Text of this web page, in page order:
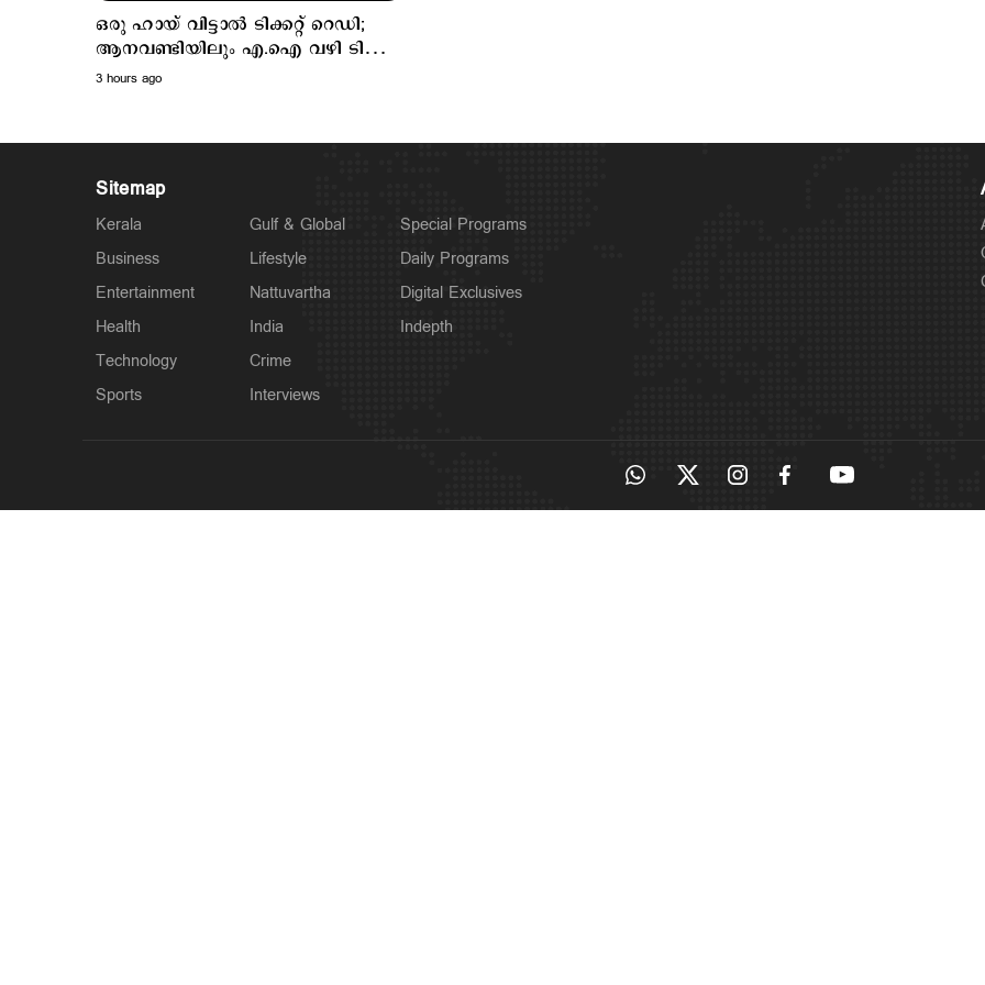
ഒരു ഹായ് വിട്ടാല്‍ ടിക്കറ്റ് റെഡി;
ആനവണ്ടിയിലും എ.ഐ വഴി ടിക്കറ്റ്
ബുക്കിങ്
3 hours ago
Sitemap
Kerala
Business
Entertainment
Health
Technology
Sports
Gulf & Global
Lifestyle
Nattuvartha
India
Crime
Interviews
Special Programs
Daily Programs
Digital Exclusives
Indepth